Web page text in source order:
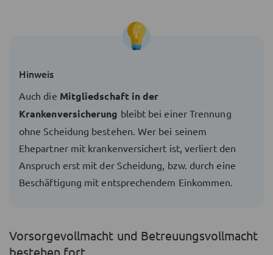
Hinweis
Auch die Mitgliedschaft in der
Krankenversicherung bleibt bei einer Trennung
ohne Scheidung bestehen. Wer bei seinem
Ehepartner mit krankenversichert ist, verliert den
Anspruch erst mit der Scheidung, bzw. durch eine
Beschäftigung mit entsprechendem Einkommen.
Vorsorgevollmacht und Betreuungsvollmacht
bestehen fort